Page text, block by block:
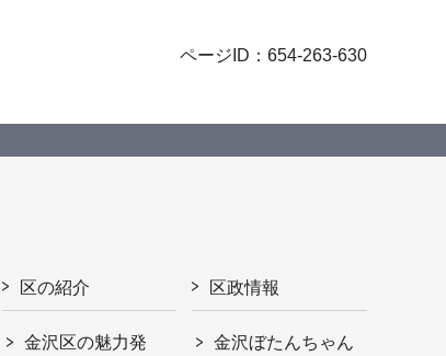
ページID：654-263-630
区の紹介
金沢区の魅力発
区政情報
金沢ぼたんちゃん